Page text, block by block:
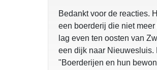
Bedankt voor de reacties.
een boerderij die niet meer
lag even ten oosten van
een dijk naar Nieuwesluis.
"Boerderijen en hun